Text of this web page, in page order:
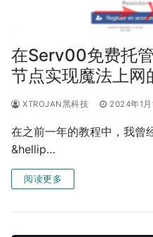
在Serv00免费托
节点实现魔法上网
XTROJAN黑科技 2024年1月
在之前一年的教程中，我曾
&hellip…
阅读更多